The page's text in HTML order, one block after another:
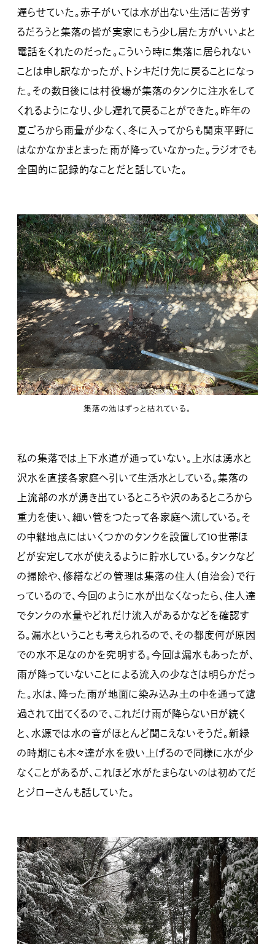
遅らせていた。赤子がいては水が出ない生活に苦労す
るだろうと集落の皆が実家にもう少し居た方がいいよと
電話をくれたのだった。こういう時に集落に居られない
ことは申し訳なかったが、トシキだけ先に戻ることになっ
た。その数日後には村役場が集落のタンクに注水をして
くれるようになり、少し遅れて戻ることができた。昨年の
夏ごろから雨量が少なく、冬に入ってからも関東平野に
はなかなかまとまった雨が降っていなかった。ラジオでも
全国的に記録的なことだと話していた。
集落の池はずっと枯れている。
私の集落では上下水道が通っていない。上水は湧水と
沢水を直接各家庭へ引いて生活水としている。集落の
上流部の水が湧き出ているところや沢のあるところから
重力を使い、細い管をつたって各家庭へ流している。そ
の中継地点にはいくつかのタンクを設置して10世帯ほ
どが安定して水が使えるように貯水している。タンクなど
の掃除や、修繕などの管理は集落の住人（自治会）で行
っているので、今回のように水が出なくなったら、住人達
でタンクの水量やどれだけ流入があるかなどを確認す
る。漏水ということも考えられるので、その都度何が原因
での水不足なのかを究明する。今回は漏水もあったが、
雨が降っていないことによる流入の少なさは明らかだっ
た。水は、降った雨が地面に染み込み土の中を通って濾
過されて出てくるので、これだけ雨が降らない日が続く
と、水源では水の音がほとんど聞こえないそうだ。新緑
の時期にも木々達が水を吸い上げるので同様に水が少
なくことがあるが、これほど水がたまらないのは初めてだ
とジローさんも話していた。